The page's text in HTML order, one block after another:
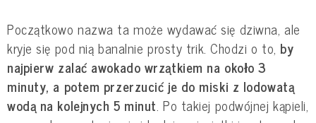
Początkowo nazwa ta może wydawać się dziwna, ale
kryje się pod nią banalnie prosty trik. Chodzi o to, by
najpierw zalać awokado wrzątkiem na około 3
minuty, a potem przerzucić je do miski z lodowatą
wodą na kolejnych 5 minut. Po takiej podwójnej kąpieli,